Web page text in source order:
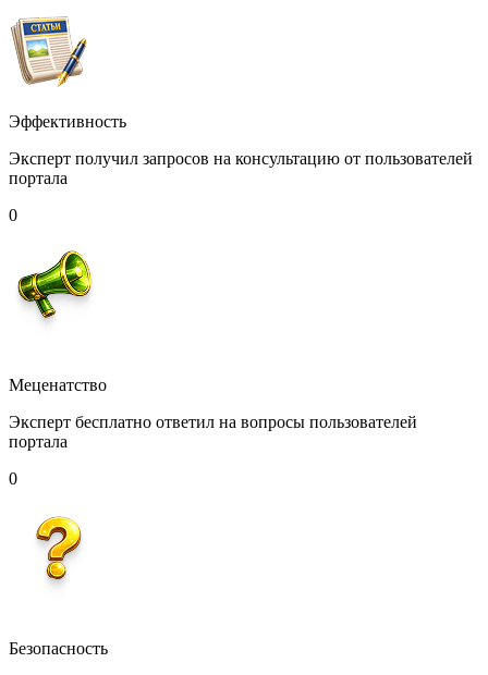
Эффективность
Эксперт получил запросов на консультацию от пользователей
портала
0
Меценатство
Эксперт бесплатно ответил на вопросы пользователей
портала
0
Безопасность